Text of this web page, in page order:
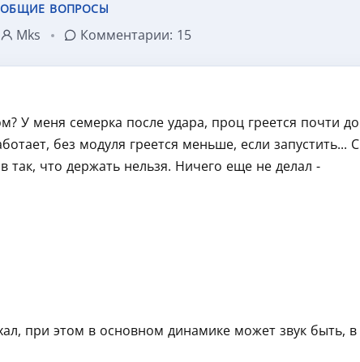
ОБЩИЕ ВОПРОСЫ
Mks Комментарии: 15
У меня семерка после удара, проц греется почти до
без модуля греется меньше, если запустить... С
так, что держать нельзя. Ничего еще не делал -
при этом в основном динамике может звук быть, в